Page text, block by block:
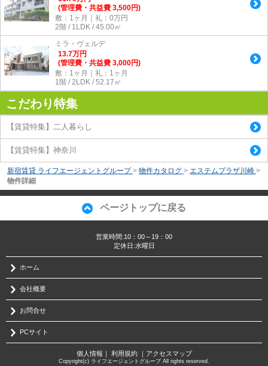
(管理費・共益費 3,500円)
敷：1ヶ月｜礼：0万円
2階 / 1LDK / 45.00㎡
ミラ・ヴェルデ
13.7万円
(管理費・共益費 3,000円)
敷：1ヶ月｜礼：1ヶ月
1階 / 2LDK / 52.17㎡
こだわり特集
【賃貸特集】二人暮らし
【賃貸特集】神奈川
新宿賃貸 ライフエージェントグループ > 物件カタログ > エステムプラザ川崎 >
物件詳細
ページトップに戻る
営業時間:10：00～19：00
定休日:水曜日
ホーム
会社概要
お問合せ
PCサイト
個人情報 ｜ 利用規約｜ アクセスマップ
Copyright(c) ライフエージェントグループ All rights reserved.